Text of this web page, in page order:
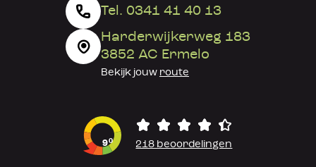
Tel. 0341 41 40 13
Harderwijkerweg 183
3852 AC Ermelo
Bekijk jouw route
90 218 beoordelingen